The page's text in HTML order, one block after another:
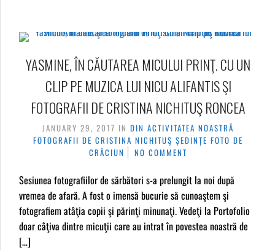
YASMINE, ÎN CĂUTAREA MICULUI PRINŢ. CU UN
CLIP PE MUZICA LUI NICU ALIFANTIS ŞI
FOTOGRAFII DE CRISTINA NICHITUŞ RONCEA
JANUARY 29, 2017 IN DIN ACTIVITATEA NOASTRĂ
FOTOGRAFII DE CRISTINA NICHITUŞ ȘEDINȚE FOTO DE
CRĂCIUN
NO COMMENT
Sesiunea fotografiilor de sărbători s-a prelungit la noi după
vremea de afară. A fost o imensă bucurie să cunoaştem şi
fotografiem atâţia copii şi părinţi minunaţi. Vedeţi la Portofolio
doar câţiva dintre micuţii care au intrat în povestea noastră de
[…]